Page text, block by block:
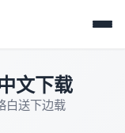
文下载
白送下边载